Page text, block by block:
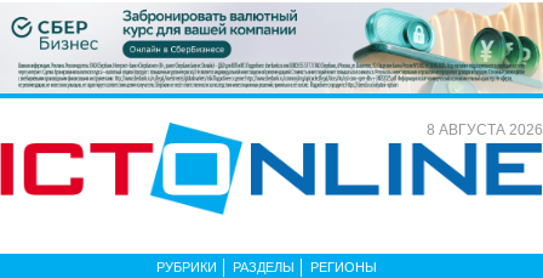
8 АВГУСТА 2026
РУБРИКИ РАЗДЕЛЫ РЕГИОНЫ